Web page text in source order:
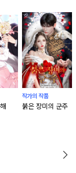
작가의 작품
붉은 장미의 군주